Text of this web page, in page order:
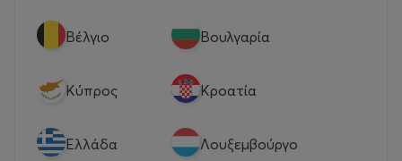
Βέλγιο Βουλγαρία
Κύπρος Κροατία
Eλλάδα Λουξεμβούργο